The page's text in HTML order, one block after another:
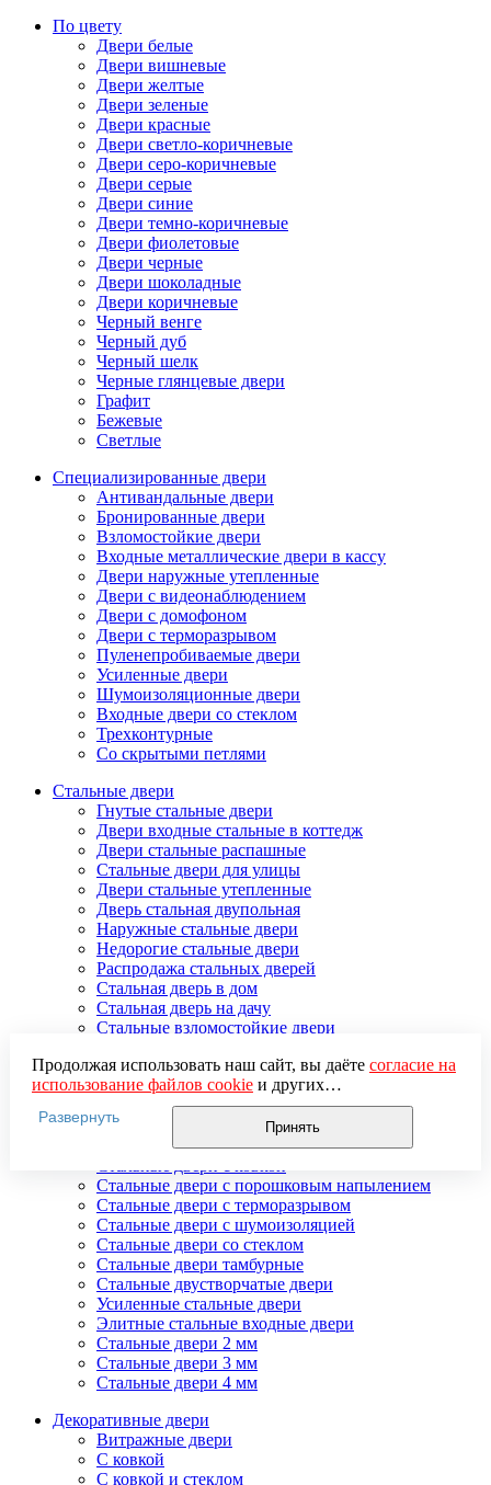
По цвету
Двери белые
Двери вишневые
Двери желтые
Двери зеленые
Двери красные
Двери светло-коричневые
Двери серо-коричневые
Двери серые
Двери синие
Двери темно-коричневые
Двери фиолетовые
Двери черные
Двери шоколадные
Двери коричневые
Черный венге
Черный дуб
Черный шелк
Черные глянцевые двери
Графит
Бежевые
Светлые
Специализированные двери
Антивандальные двери
Бронированные двери
Взломостойкие двери
Входные металлические двери в кассу
Двери наружные утепленные
Двери с видеонаблюдением
Двери с домофоном
Двери с терморазрывом
Пуленепробиваемые двери
Усиленные двери
Шумоизоляционные двери
Входные двери со стеклом
Трехконтурные
Со скрытыми петлями
Стальные двери
Гнутые стальные двери
Двери входные стальные в коттедж
Двери стальные распашные
Стальные двери для улицы
Двери стальные утепленные
Дверь стальная двупольная
Наружные стальные двери
Недорогие стальные двери
Распродажа стальных дверей
Стальная дверь в дом
Стальная дверь на дачу
Стальные взломостойкие двери
Стальные двери в подъезд
Стальные двери внутреннего открывания
Стальные двери массив
Стальные двери мдф
Стальные двери с зеркалом
Стальные двери с порошковым напылением
Стальные двери с терморазрывом
Стальные двери с шумоизоляцией
Стальные двери со стеклом
Стальные двери тамбурные
Стальные двустворчатые двери
Усиленные стальные двери
Элитные стальные входные двери
Стальные двери 2 мм
Стальные двери 3 мм
Стальные двери 4 мм
Декоративные двери
Витражные двери
С ковкой
С ковкой и стеклом
Продолжая использовать наш сайт, вы даёте согласие на
использование файлов cookieи других
пользовательских данных (включая IP-адрес, сведения о
местоположении, устройстве, действиях на сайте и т. п.)
для функционирования сайта, проведения
использования систем аналитики (например,
Яндекс.Метрика), в соответствии с нашей
обработки персональных данных.
Если вы не хотите, чтобы ваши данные обрабатывались,
настройте ограничения в браузере или покиньте сайт.
Развернуть
Принять